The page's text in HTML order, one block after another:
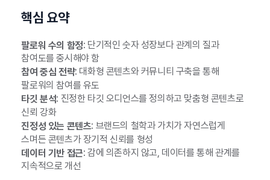
핵심 요약
팔로워 수의 함정: 단기적인 숫자 성장보다 관계의 질과
참여도를 중시해야 함
참여 중심 전략: 대화형 콘텐츠와 커뮤니티 구축을 통해
팔로워의 참여를 유도
타깃 분석: 진정한 타깃 오디언스를 정의하고 맞춤형 콘텐츠로
신뢰 강화
진정성 있는 콘텐츠: 브랜드의 철학과 가치가 자연스럽게
스며든 콘텐츠가 장기적 신뢰를 형성
데이터 기반 접근: 감에 의존하지 않고, 데이터를 통해 관계를
지속적으로 개선